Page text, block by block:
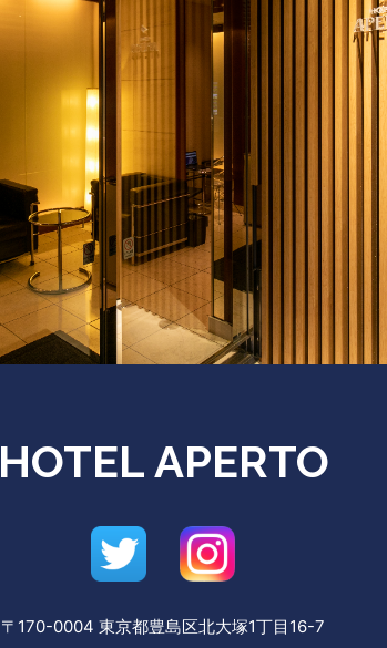
HOTEL APERTO
〒170-0004 東京都豊島区北大塚1丁目16-7